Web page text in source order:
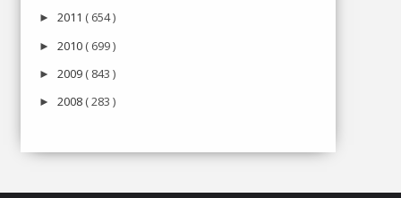
► 2011 ( 654 )
► 2010 ( 699 )
► 2009 ( 843 )
► 2008 ( 283 )